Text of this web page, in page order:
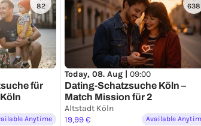
82
für
Anytime
638
Today, 08. Aug | 09:00
Dating-Schatzsuche Köln –
Match Mission für 2
Altstadt Köln
19,99 €
Available